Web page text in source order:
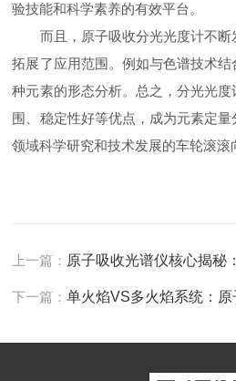
验技能和科学素养的有效平台。
而且，原子吸收分光光度计不断
拓展了应用范围。例如与色谱技术
种元素的形态分析。总之，分光光
围、稳定性好等优点，成为元素定
领域科学研究和技术发展的车轮滚滚
上一篇： 原子吸收光谱仪核心揭秘：从光
下一篇：单火焰VS多火焰系统：原子